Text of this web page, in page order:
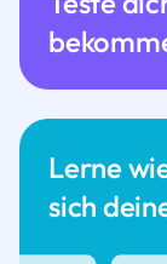
Lerne
sich